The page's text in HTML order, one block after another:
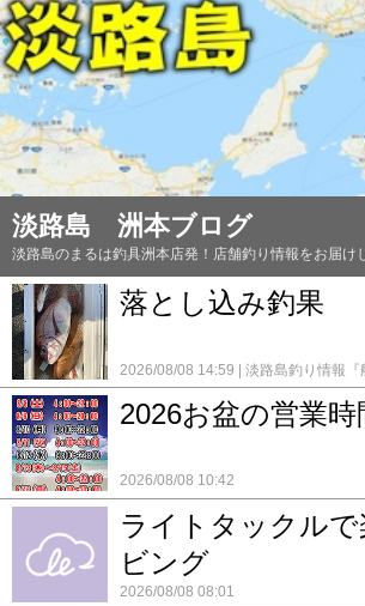
淡路島 洲本ブログ
淡路島のまるは釣具洲本店発！店舗釣り情報をお届け
落とし込み釣果
2026/08/08 14:59 淡路島釣り情報『
2026お盆の営業時
2026/08/08 10:42
ライトタックルで
ビング
2026/08/08 08:01